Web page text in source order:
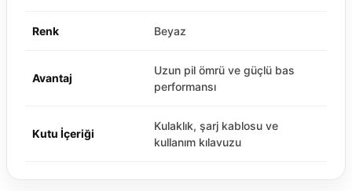
Renk Beyaz
Avantaj
Uzun pil ömrü ve güçlü bas
performansı
Kutu İçeriği
Kulaklık, şarj kablosu ve
kullanım kılavuzu